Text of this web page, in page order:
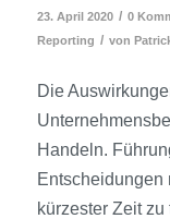
23. April 2020 / 0
Reporting / von
Die
Handeln.
Entscheidungen
kürzester Zeit